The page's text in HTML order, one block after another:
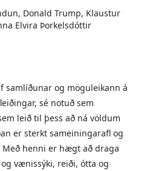
Donald Trump, Klaustur
Elvira Þorkelsdóttir
samlíðunar og möguleikann á
sé notuð sem
leið til þess að ná völdum
er sterkt sameiningarafl og
henni er hægt að draga
vænissýki, reiði, ótta og